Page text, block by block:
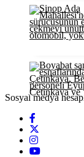
Sosyal medya